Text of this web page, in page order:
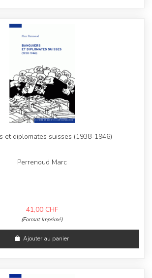
et diplomates suisses (1938-1946)
Perrenoud Marc
41,00 CHF
(Format Imprimé)
Ajouter au panier